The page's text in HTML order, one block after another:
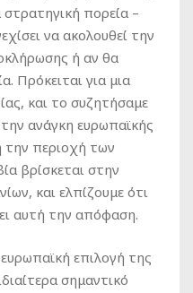
πορεία –
να ακολουθεί την
ή αν θα
Πρόκειται για μια
και το συζητήσαμε
ανάγκη ευρωπαϊκής
την περιοχή των
βρίσκεται στην
και ελπίζουμε ότι
αυτή την απόφαση.
επιλογή της
σημαντικό